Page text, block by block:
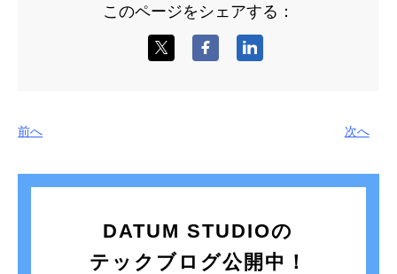
このページをシェアする：
前へ 次へ
DATUM STUDIOの
テックブログ公開中！